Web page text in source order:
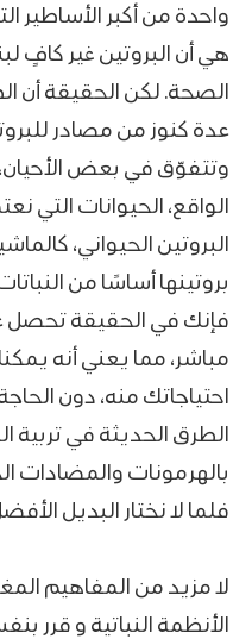
واحدة من أكبر الأساطير
هي أن البروتين غير كافٍ
الصحة. لكن الحقيقة أن
عدة كنوز من مصادر
وتتفوّق في بعض الأحيان،
الواقع، الحيوانات التي
البروتين الحيواني،
بروتينها أساسًا من
فإنك في الحقيقة تحصل
مباشر، مما يعني أنه
احتياجاتك منه، دون
الطرق الحديثة في تربية
بالهرمونات والمضادات
فلما لا نختار البديل
لا مزيد من المفاهيم
الأنظمة النباتية و قرر